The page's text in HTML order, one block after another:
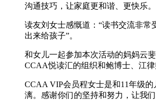
沟通技巧，让家庭更和谐、更快乐。
读友刘女士感慨道：“读书交流非常
出来给孩子”。
和女儿一起参加本次活动的妈妈云
CCAA悦读汇的组织和鲍博士、江
CCAA VIP会员程女士是和11年级
漓。感谢你们的坚持和努力，让我